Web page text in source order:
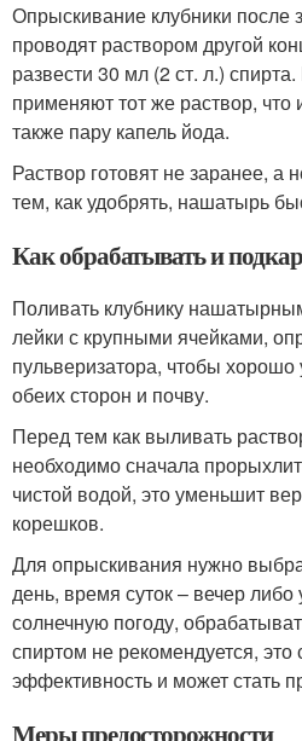
Опрыскивание клубники после
проводят раствором другой
развести 30 мл (2 ст. л.)
применяют тот же раствор,
также пару капель йода.
Раствор готовят не заранее, а
тем, как удобрять, нашатырь
Как обрабатывать и
Поливать клубнику
лейки с крупными ячейками,
пульверизатора, чтобы хорошо
обеих сторон и почву.
Перед тем как выливать
необходимо сначала
чистой водой, это уменьшит
корешков.
Для опрыскивания нужно
день, время суток – вечер
солнечную погоду,
спиртом не рекомендуется, это
эффективность и может стать